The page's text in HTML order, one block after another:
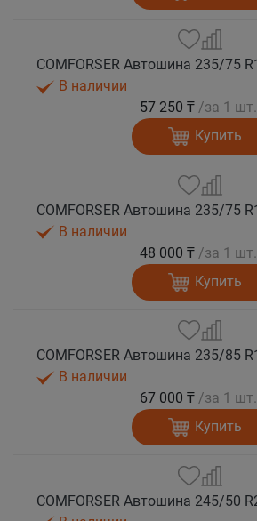
В наличии
57 250 ₸ /за 1 шт.
Купить
В наличии
48 000 ₸ /за 1 шт.
Купить
В наличии
67 000 ₸ /за 1 шт.
Купить